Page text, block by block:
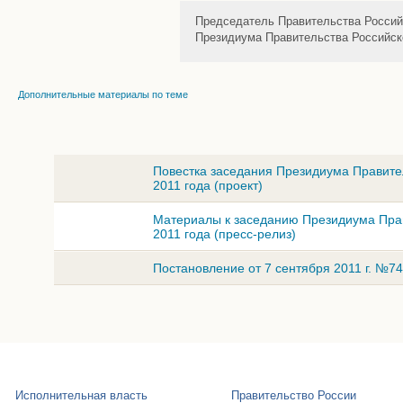
Председатель Правительства
Президиума Правительства
Дополнительные материалы по теме
Повестка заседания Президиума
2011 года (проект)
Материалы к заседанию Президиума
2011 года (пресс-релиз)
Постановление от 7 сентября 2011 г.
Исполнительная власть Правительство России